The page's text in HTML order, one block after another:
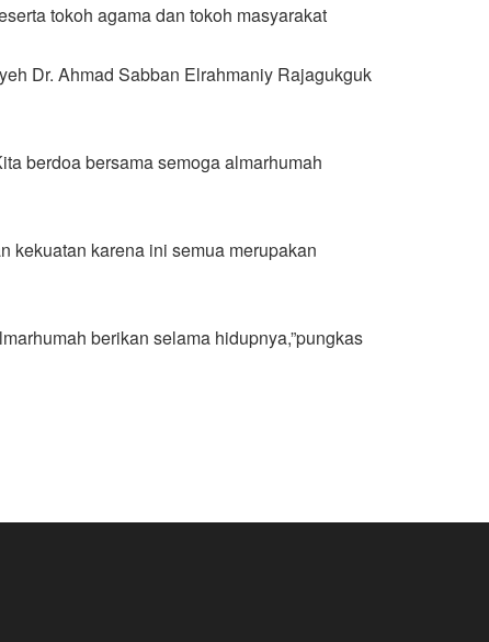
tokoh agama dan tokoh masyarakat
Dr. Ahmad Sabban Elrahmaniy Rajagukguk
berdoa bersama semoga almarhumah
kekuatan karena ini semua merupakan
berikan selama hidupnya,”pungkas